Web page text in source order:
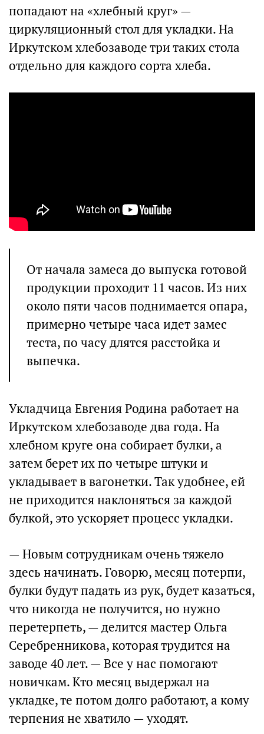
попадают на «хлебный круг» —
циркуляционный стол для укладки. На
Иркутском хлебозаводе три таких стола
отдельно для каждого сорта хлеба.
От начала замеса до выпуска готовой
продукции проходит 11 часов. Из них
около пяти часов поднимается опара,
примерно четыре часа идет замес
теста, по часу длятся расстойка и
выпечка.
Укладчица Евгения Родина работает на
Иркутском хлебозаводе два года. На
хлебном круге она собирает булки, а
затем берет их по четыре штуки и
укладывает в вагонетки. Так удобнее, ей
не приходится наклоняться за каждой
булкой, это ускоряет процесс укладки.
— Новым сотрудникам очень тяжело
здесь начинать. Говорю, месяц потерпи,
булки будут падать из рук, будет казаться,
что никогда не получится, но нужно
перетерпеть, — делится мастер Ольга
Серебренникова, которая трудится на
заводе 40 лет. — Все у нас помогают
новичкам. Кто месяц выдержал на
укладке, те потом долго работают, а кому
терпения не хватило — уходят.